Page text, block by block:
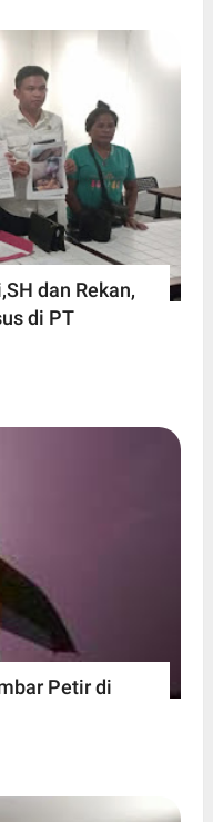
dan Rekan,
di PT
Petir di